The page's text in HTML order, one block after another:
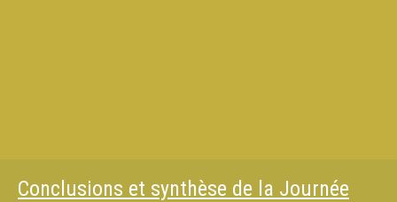
Conclusions et synthèse de la Journée